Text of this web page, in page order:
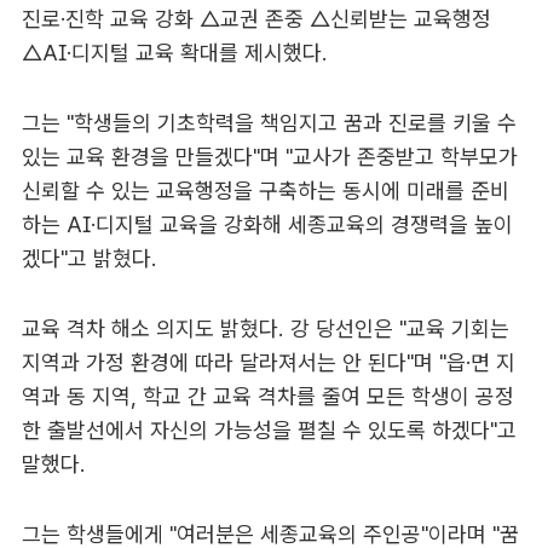
진로·진학 교육 강화 △교권 존중 △신뢰받는 교육행정
△AI·디지털 교육 확대를 제시했다.
그는 "학생들의 기초학력을 책임지고 꿈과 진로를 키울 수
있는 교육 환경을 만들겠다"며 "교사가 존중받고 학부모가
신뢰할 수 있는 교육행정을 구축하는 동시에 미래를 준비
하는 AI·디지털 교육을 강화해 세종교육의 경쟁력을 높이
겠다"고 밝혔다.
교육 격차 해소 의지도 밝혔다. 강 당선인은 "교육 기회는
지역과 가정 환경에 따라 달라져서는 안 된다"며 "읍·면 지
역과 동 지역, 학교 간 교육 격차를 줄여 모든 학생이 공정
한 출발선에서 자신의 가능성을 펼칠 수 있도록 하겠다"고
말했다.
그는 학생들에게 "여러분은 세종교육의 주인공"이라며 "꿈